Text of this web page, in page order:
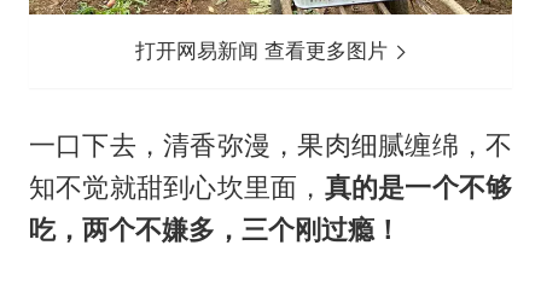
打开网易新闻 查看更多图片
一口下去，清香弥漫，果肉细腻缠绵，不
知不觉就甜到心坎里面， 真的是一个不够
吃，两个不嫌多，三个刚过瘾！